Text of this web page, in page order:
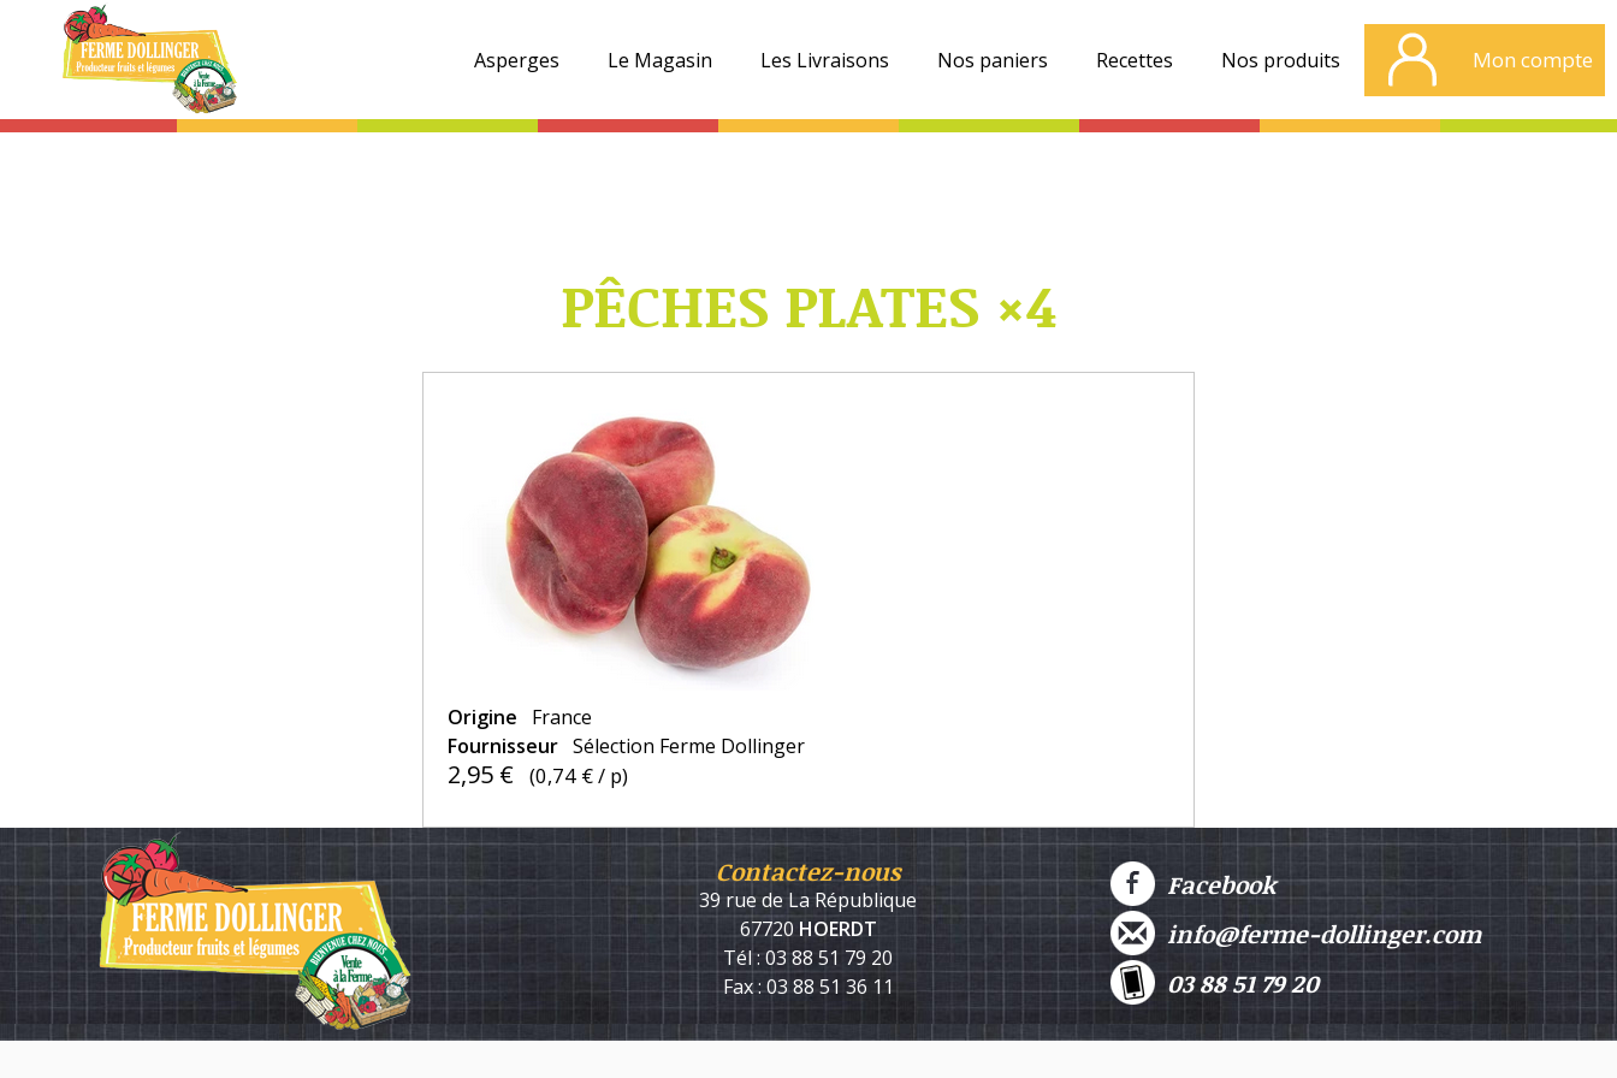
Asperges Le Magasin Les Livraisons Nos paniers Recettes Nos produits Mon compte
PÊCHES PLATES ×4
Origine
France
Fournisseur Sélection Ferme Dollinger
2,95 € (0,74 €/ p)
Contactez-nous
39 rue de La République
67720 HOERDT
Tél : 03 88 51 79 20
Fax : 03 88 51 36 11
Facebook
info@ferme-dollinger.com
03 88 51 79 20